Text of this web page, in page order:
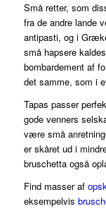
Små retter, som
fra de andre lande
antipasti, og i
små hapsere
bombardement af
det samme, som i
Tapas passer
gode venners
være små
er skåret ud i
bruschetta også
Find masser af
eksempelvis